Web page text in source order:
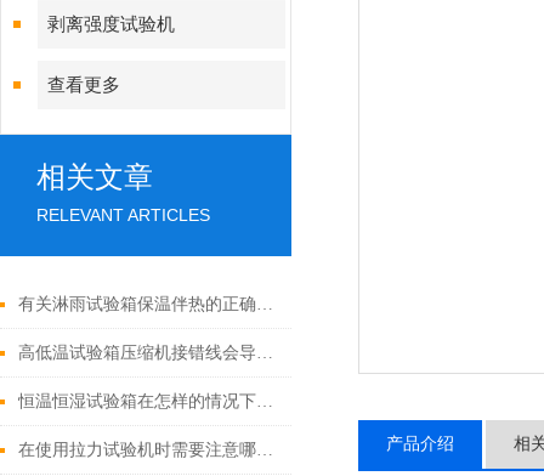
剥离强度试验机
查看更多
相关文章
RELEVANT ARTICLES
有关淋雨试验箱保温伴热的正确做法
高低温试验箱压缩机接错线会导致什么后果
恒温恒湿试验箱在怎样的情况下才会产生报警
在使用拉力试验机时需要注意哪些问题 产品介绍 相